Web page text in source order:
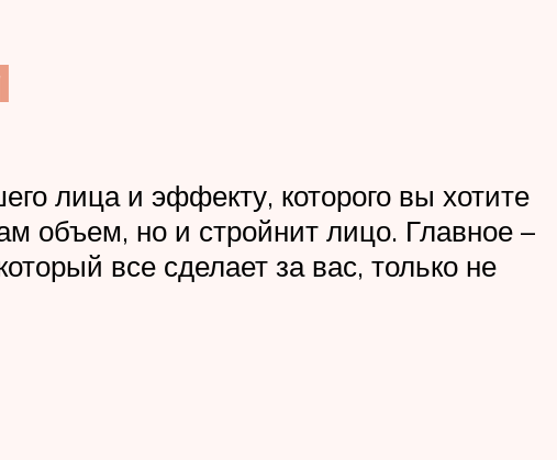
лица и эффекту, которого вы хотите
объем, но и стройнит лицо. Главное –
все сделает за вас, только не